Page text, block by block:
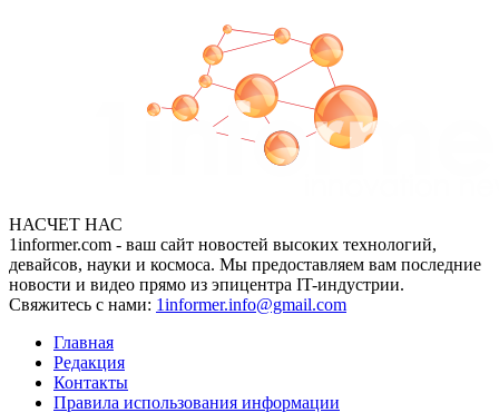
НАСЧЕТ НАС
1informer.com - ваш сайт новостей высоких технологий,
девайсов, науки и космоса. Мы предоставляем вам последние
новости и видео прямо из эпицентра IT-индустрии.
Свяжитесь с нами: 1informer.info@gmail.com
Главная
Редакция
Контакты
Правила использования информации